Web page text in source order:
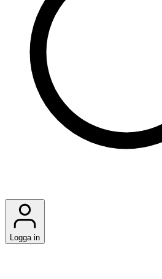
Logga in